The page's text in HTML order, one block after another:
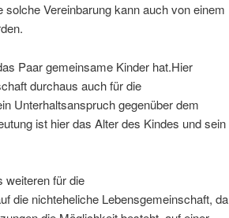
Vereinbarung kann auch von einem
Paar gemeinsame Kinder hat.Hier
durchaus auch für die
Unterhaltsanspruch gegenüber dem
ist hier das Alter des Kindes und sein
weiteren für die
die nichteheliche Lebensgemeinschaft, da